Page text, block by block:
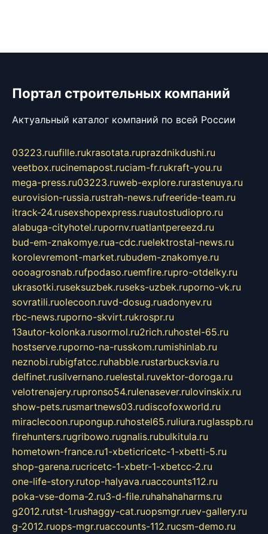
Портал строительных компаний
Актуальный каталог компаний по всей России
03223.ruufille.rukrasotata.ruprazdnikdushi.ru
veetbox.rucinemapost.ruciam-fr.rukraft-you.ru
mega-press.ru03223.ruweb-explore.rurastenuya.ru
eurovision-russia.rustrah-news.rufreeride-team.ru
itrack-24.rusexshopexpress.ruautostudiopro.ru
alabuga-cityhotel.rupornv.ruatlantpereezd.ru
bud-em-znakomye.rua-cdc.ruelektrostal-news.ru
korolevremont-market.rubudem-znakomye.ru
oooagrosnab.rufpodaso.ruemfire.rupro-otdelky.ru
ukrasotki.ruseksuzbek.ruseks-uzbek.ruporno-vk.ru
sovratili.ruolecoon.ruvd-dosug.ruadonyev.ru
rbc-news.ruporno-skvirt.rukrospr.ru
13autor-kolonka.rusormol.ru2rich.ruhostel-65.ru
hostserve.ruporno-na-russkom.rumishinlab.ru
neznobi.rubigfatcc.ruhabble.rustarbucksvia.ru
delfinet.rusilvernano.ruelestal.ruvektor-doroga.ru
velotrenajery.rupronso54.rulenasever.rulovinskix.ru
show-pets.rusmartnews03.rudiscofoxworld.ru
miraclecoon.rupongup.ruhostel65.ruliura.ruglasspb.ru
firehunters.rugribowo.rugnalis.rubulkitula.ru
hometown-france.ru1-xbeticricetc-1-xbetti-5.ru
shop-garena.rucricetc-1-xbetr-1-xbetcc-2.ru
one-life-story.rutop-halyava.ruaccounts112.ru
poka-vse-doma-2.ru3-d-file.ruhahahaharms.ru
g2012.rutst-1.rushaggy-cat.ruopsmgr.ruev-gallery.ru
g-2012.ruops-mgr.ruaccounts-112.rucsm-demo.ru